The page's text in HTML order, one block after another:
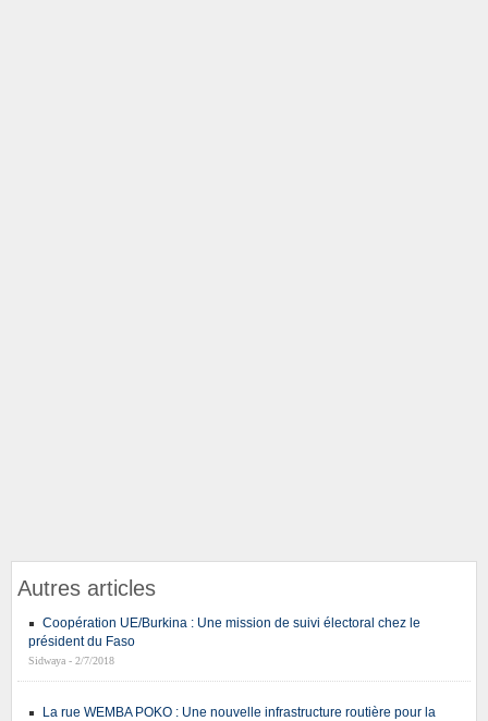
Autres articles
Coopération UE/Burkina : Une mission de suivi électoral chez le
président du Faso
Sidwaya - 2/7/2018
La rue WEMBA POKO : Une nouvelle infrastructure routière pour la